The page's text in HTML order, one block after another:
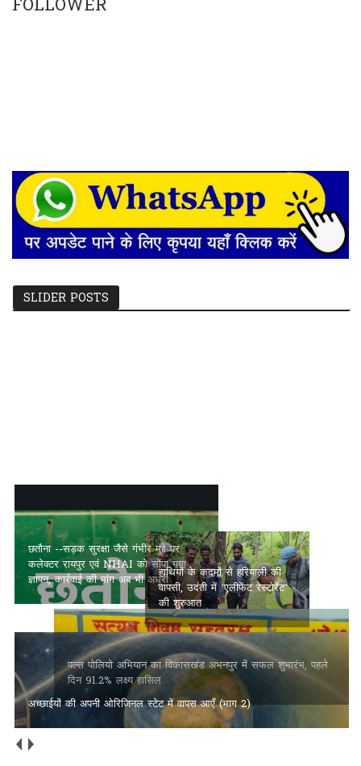
FOLLOWER
SLIDER POSTS
छतौना --सड़क सुरक्षा जैसे गंभीर मुद्दे पर कलेक्टर रायपुर एवं NHAI को सौंपा
हाथियों के कदमों से हरियाली की
वापसी, उदंती में ‘एलीफेंट रेस्टोरेंट’
की शुरुआत
पल्स पोलियो अभियान का
विकासखंड अभनपुर में सफल
शुभारंभ, पहले दिन 91.2% लक्ष्य
हासिल
अच्छाईयों की अपनी ओरिजिनल स्टेट में वापस आएँ (भाग 2)